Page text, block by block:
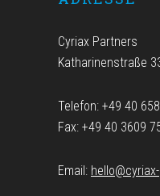
Cyriax Partners
Katharinenstraße
Telefon: +49 40
Fax: +49 40 3609
Email: